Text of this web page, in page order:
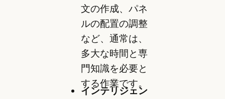
文の作成、パネ
ルの配置の調整
など、通常は、
多大な時間と専
門知識を必要と
する作業です。
インテリジェン